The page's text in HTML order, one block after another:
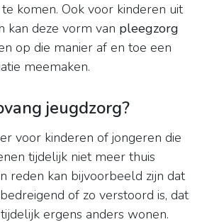
komen. Ook voor kinderen uit
kan deze vorm van pleegzorg
op die manier af en toe een
meemaken.
jeugdzorg?
voor kinderen of jongeren die
tijdelijk niet meer thuis
reden kan bijvoorbeeld zijn dat
of zo verstoord is, dat
ergens anders wonen.